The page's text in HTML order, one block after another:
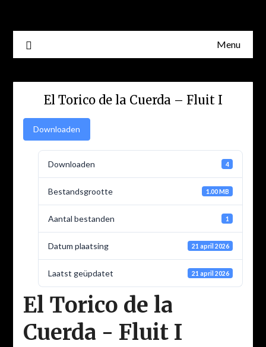
Menu
El Torico de la Cuerda – Fluit I
Downloaden
Downloaden 4
Bestandsgrootte 1.00 MB
Aantal bestanden 1
Datum plaatsing 21 april 2026
Laatst geüpdatet 21 april 2026
El Torico de la
Cuerda - Fluit I